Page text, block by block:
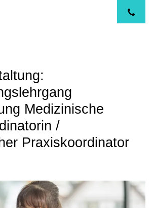
Medizinische
/
Praxiskoordinator